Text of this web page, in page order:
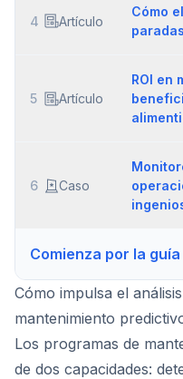
4 Artículo
Cómo
5 Artículo
ROI en
6 Caso
Comienza por la
Cómo impulsa el
mantenimiento
Los programas de
de dos capacidades: